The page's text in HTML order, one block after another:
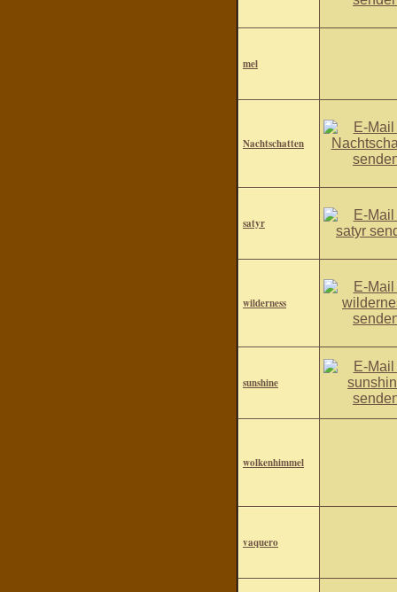
mel
Nachtschatten
satyr
wilderness
sunshine
wolkenhimmel
vaquero